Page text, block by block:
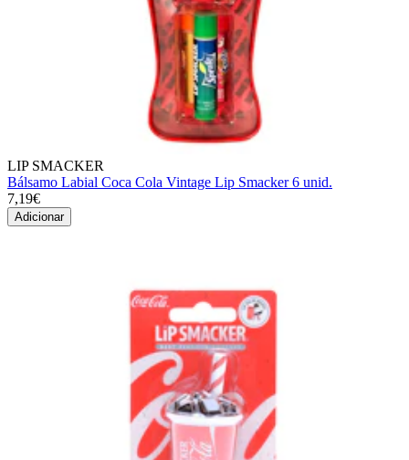
LIP SMACKER
Bálsamo Labial Coca Cola Vintage Lip Smacker 6 unid.
7,19€
Adicionar